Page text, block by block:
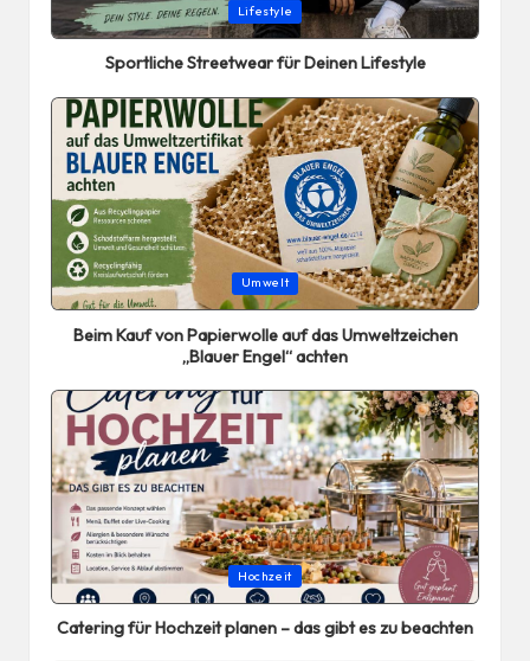
Posted
in
Lifestyle
Sportliche Streetwear für Deinen Lifestyle
Posted
in
Umwelt
Beim Kauf von Papierwolle auf das Umweltzeichen
„Blauer Engel“ achten
Posted
in
Hochzeit
Catering für Hochzeit planen – das gibt es zu beachten